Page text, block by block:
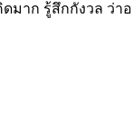
าก รู้สึกกังวล ว่า